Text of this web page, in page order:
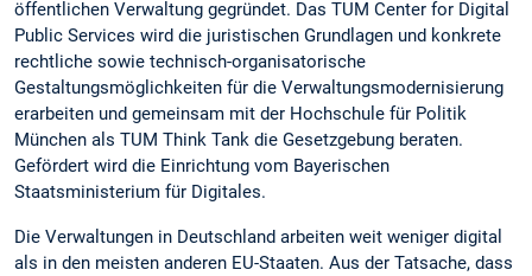
öffentlichen Verwaltung gegründet. Das TUM Center for Digital
Public Services wird die juristischen Grundlagen und konkrete
rechtliche sowie technisch-organisatorische
Gestaltungsmöglichkeiten für die Verwaltungsmodernisierung
erarbeiten und gemeinsam mit der Hochschule für Politik
München als TUM Think Tank die Gesetzgebung beraten.
Gefördert wird die Einrichtung vom Bayerischen
Staatsministerium für Digitales.
Die Verwaltungen in Deutschland arbeiten weit weniger digital
als in den meisten anderen EU-Staaten. Aus der Tatsache, dass